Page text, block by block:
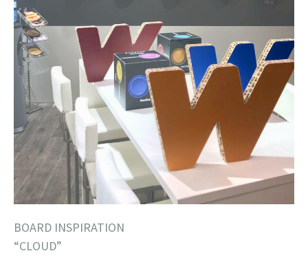
BOARD INSPIRATION
“CLOUD”